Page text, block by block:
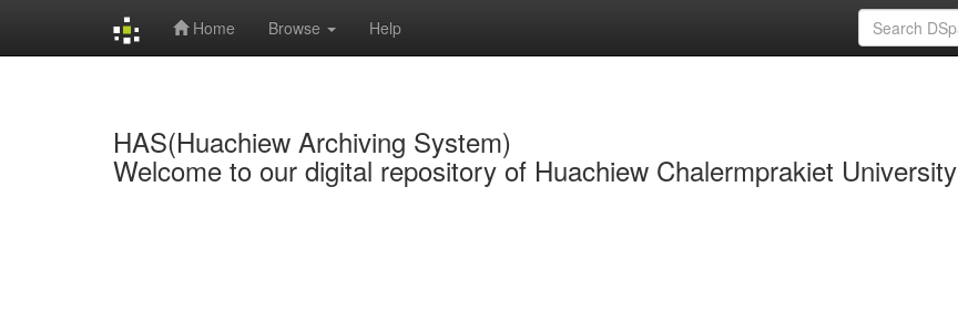
Home Browse Help
HAS(Huachiew Archiving System)
Welcome to our digital repository of Huachiew Chalermprakiet University